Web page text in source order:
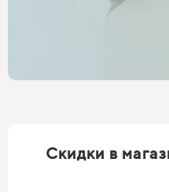
Скидки в